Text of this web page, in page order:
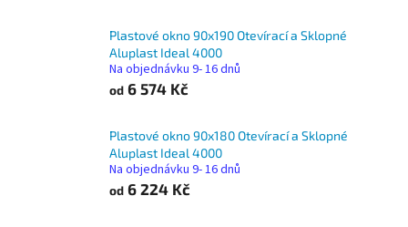
Plastové okno 90x190 Otevírací a Sklopné
Aluplast Ideal 4000
Na objednávku 9- 16 dnů
od 6 574 Kč
Plastové okno 90x180 Otevírací a Sklopné
Aluplast Ideal 4000
Na objednávku 9- 16 dnů
od 6 224 Kč